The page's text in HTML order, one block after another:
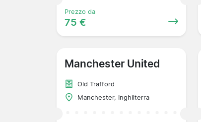
Prezzo da
75 €
Manchester United
Old Trafford
Manchester, Inghilterra